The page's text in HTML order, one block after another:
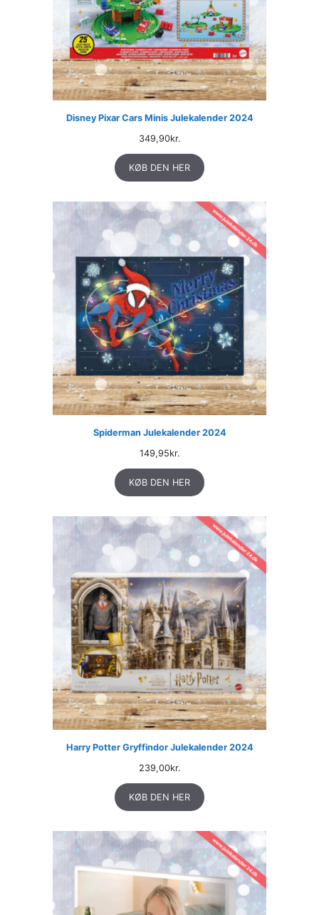
Disney Pixar Cars Minis Julekalender 2024
349,90kr.
KØB DEN HER
Spiderman Julekalender 2024
149,95kr.
KØB DEN HER
Harry Potter Gryffindor Julekalender 2024
239,00kr.
KØB DEN HER